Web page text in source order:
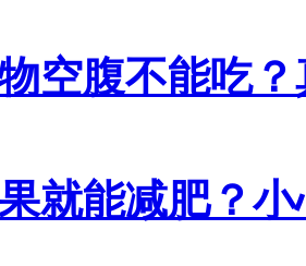
空腹不能吃
就能减肥？